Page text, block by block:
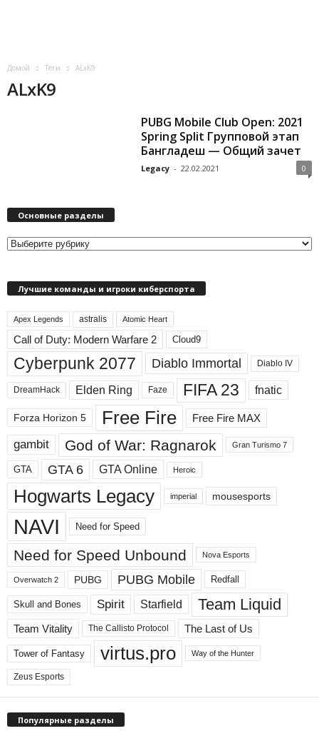
Домой Теги ALxK9
ALxK9
PUBG Mobile Club Open: 2021
Spring Split Групповой этап
Бангладеш — Общий зачет
Legacy - 22.02.2021 0
Основные разделы
О
е
а
д
е
ы
Лучшие команды и игроки киберспорта
Apex Legends astralis Atomic Heart
Call of Duty: Modern Warfare 2 Cloud9
Cyberpunk 2077 Diablo Immortal Diablo IV
DreamHack Elden Ring Faze FIFA 23 fnatic
Forza Horizon 5 Free Fire Free Fire MAX
gambit God of War: Ragnarok Gran Turismo 7
GTA GTA 6 GTA Online Heroic
Hogwarts Legacy imperial mousesports
NAVI Need for Speed
Need for Speed ​​Unbound Nova Esports
Overwatch 2 PUBG PUBG Mobile Redfall
Skull and Bones Spirit Starfield Team Liquid
Team Vitality The Callisto Protocol The Last of Us
Tower of Fantasy virtus.pro Way of the Hunter
Zeus Esports
Популярные разделы